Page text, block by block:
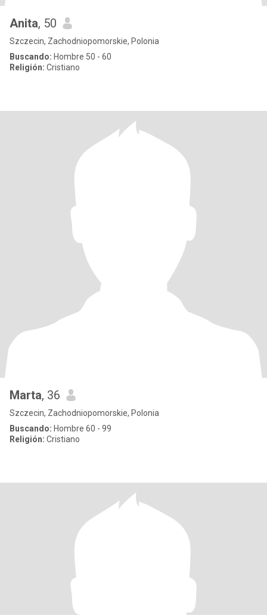
Anita, 50
Szczecin, Zachodniopomorskie, Polonia
Buscando: Hombre 50 - 60
Religión: Cristiano
Marta, 36
Szczecin, Zachodniopomorskie, Polonia
Buscando: Hombre 60 - 99
Religión: Cristiano